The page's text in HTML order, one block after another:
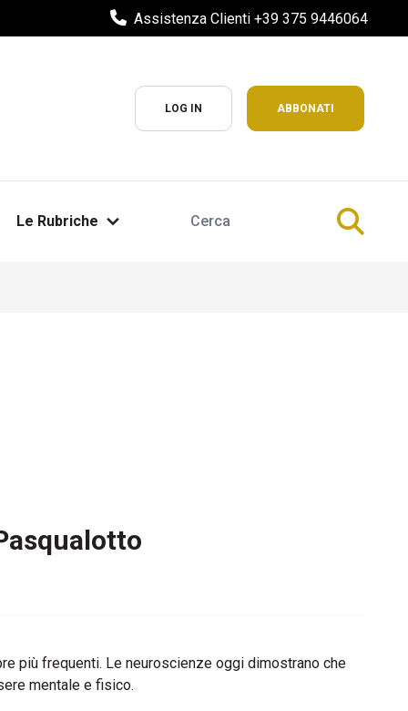
Assistenza Clienti +39 375 9446064
LOG IN ABBONATI
Le Rubriche
più frequenti. Le neuroscienze oggi dimostrano che
mentale e fisico.